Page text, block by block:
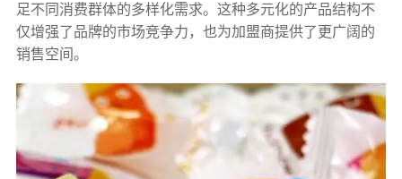
足不同消费群体的多样化需求。这种多元化的产品结构不
仅增强了品牌的市场竞争力，也为加盟商提供了更广阔的
销售空间。